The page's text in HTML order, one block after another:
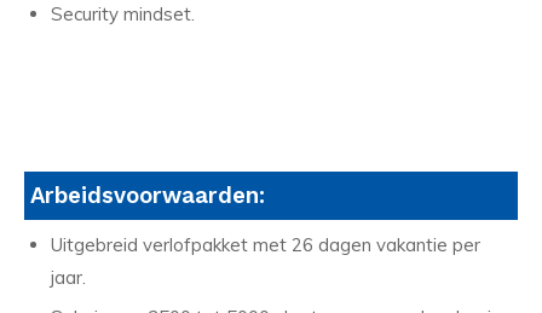
Security mindset.
Arbeidsvoorwaarden:
Uitgebreid verlofpakket met 26 dagen vakantie per
jaar.